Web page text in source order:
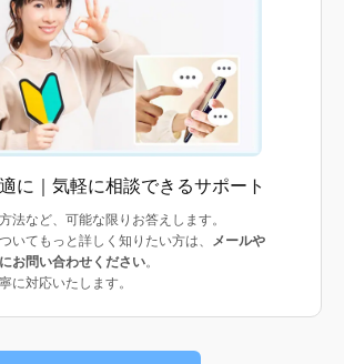
に｜気軽に相談できるサポート
法など、可能な限りお答えします。
いてもっと詳しく知りたい方は、
メールや
お問い合わせください。
に対応いたします。